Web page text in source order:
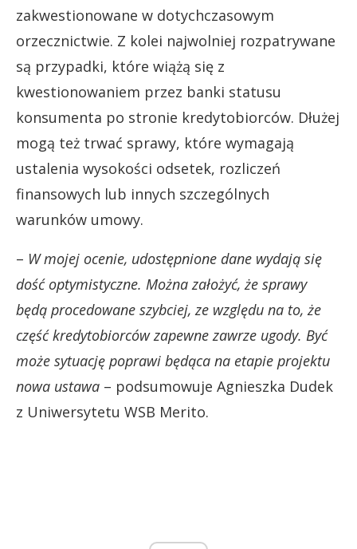
zakwestionowane w dotychczasowym
orzecznictwie. Z kolei najwolniej rozpatrywane
są przypadki, które wiążą się z
kwestionowaniem przez banki statusu
konsumenta po stronie kredytobiorców. Dłużej
mogą też trwać sprawy, które wymagają
ustalenia wysokości odsetek, rozliczeń
finansowych lub innych szczególnych
warunków umowy.
– W mojej ocenie, udostępnione dane wydają się
dość optymistyczne. Można założyć, że sprawy
będą procedowane szybciej, ze względu na to, że
część kredytobiorców zapewne zawrze ugody. Być
może sytuację poprawi będąca na etapie projektu
nowa ustawa – podsumowuje Agnieszka Dudek
z Uniwersytetu WSB Merito.